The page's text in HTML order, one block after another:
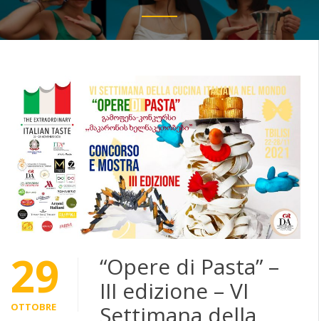
29
OTTOBRE
“Opere di Pasta” –
III edizione – VI
Settimana della